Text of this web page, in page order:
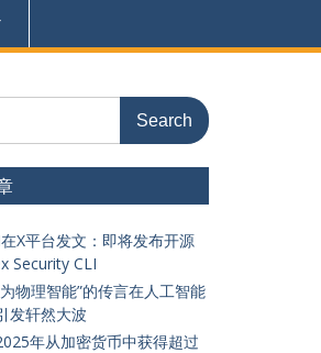
X平台发文：即将发布开源
Security CLI
物理智能”的传言在人工智能
发轩然大波
年从加密货币中获得超过